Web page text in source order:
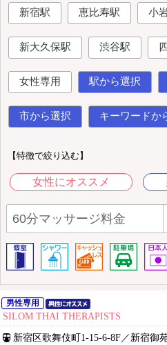
新宿駅 恵比寿駅 小
新大久保駅 渋谷駅
女性専用 駅から選択
市から選択 キーワードか
【特徴で絞り込む】
女性にオススメ
男性専用
SILOM THAI THERAPISTS
新宿区歌舞伎町1-15-6-8F／新宿御